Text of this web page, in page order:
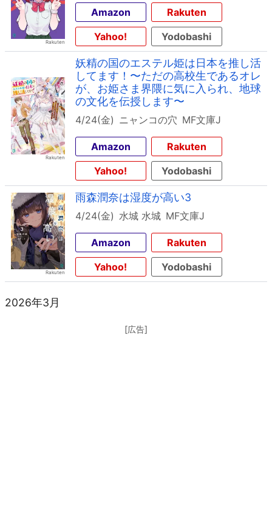
Amazon
Rakuten
Yahoo!
Yodobashi
妖精の国のエステル姫は日本を推し活
してます！〜ただの高校生であるオレ
が、お姫さま界隈に気に入られ、地球
の文化を伝授します〜
4/24(金) ニャンコの穴 MF文庫J
Amazon
Rakuten
Yahoo!
Yodobashi
雨森潤奈は湿度が高い3
4/24(金) 水城 水城 MF文庫J
Amazon
Rakuten
Yahoo!
Yodobashi
2026年3月
[広告]